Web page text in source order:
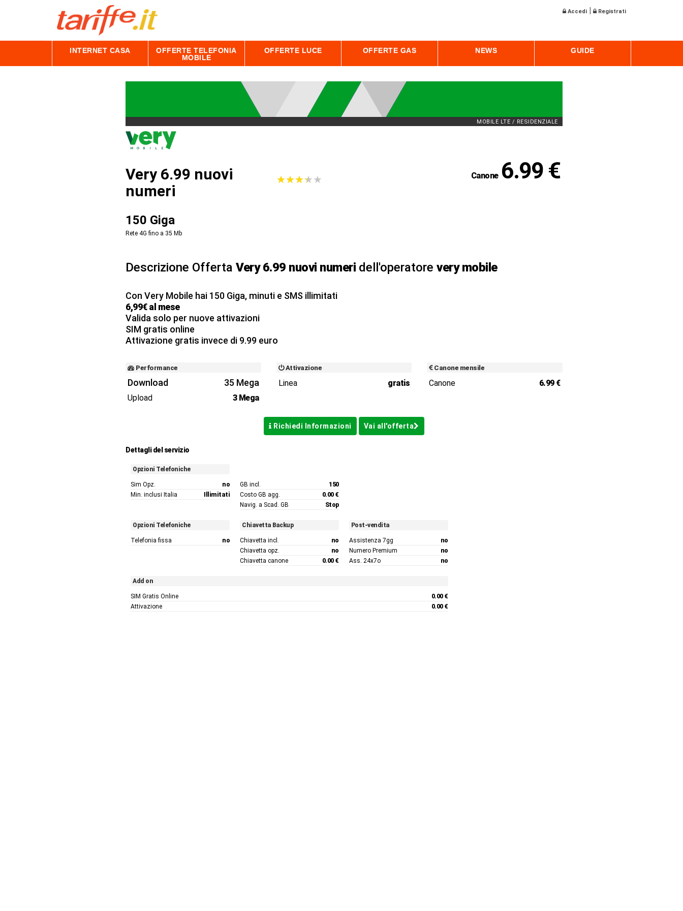
Accedi | Registrati
INTERNET CASA
OFFERTE TELEFONIA
MOBILE
OFFERTE LUCE OFFERTE GAS NEWS GUIDE
MOBILE LTE / RESIDENZIALE
Very 6.99 nuovi
numeri
150 Giga
Rete 4G fino a 35 Mb
★★★★★
★★★★★ Canone 6.99 €
Descrizione OffertaVery 6.99 nuovi numeri dell'operatorevery mobile
Con Very Mobile hai 150 Giga, minuti e SMS illimitati
6,99€ al mese
Valida solo per nuove attivazioni
SIM gratis online
Attivazione gratis invece di 9.99 euro
Performance
Download 35 Mega
Upload 3 Mega
Attivazione
Linea gratis
Canone mensile
Canone 6.99 €
Richiedi Informazioni Vai all'offerta
Dettagli del servizio
Opzioni Telefoniche
Sim Opz.
no
Min. inclusi Italia
Illimitati
GB incl.
150
Costo GB agg.
0.00 €
Navig. a Scad. GB
Stop
Opzioni Telefoniche
Telefonia fissa no
Chiavetta Backup
Chiavetta incl.
no
Chiavetta opz.
no
Chiavetta canone
0.00 €
Post-vendita
Assistenza 7gg
no
Numero Premium
no
Ass. 24x7o
no
Add on
SIM Gratis Online
0.00 €
Attivazione
0.00 €